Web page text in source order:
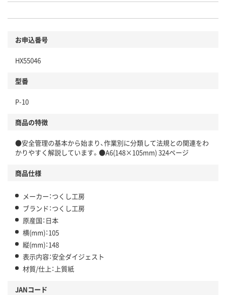
お申込番号
HX55046
型番
P-10
商品の特徴
●安全管理の基本から始まり、作業別に分類して法規との関連をわ
かりやすく解説しています。●A6(148×105mm) 324ページ
商品仕様
メーカー：つくし工房
ブランド：つくし工房
原産国：日本
横(mm)：105
縦(mm)：148
表示内容：安全ダイジェスト
材質/仕上：上質紙
JANコード